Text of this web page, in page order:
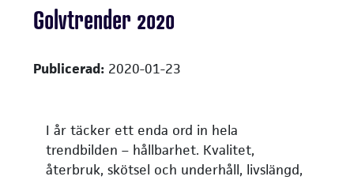
Golvtrender 2020
Publicerad: 2020-01-23
I år täcker ett enda ord in hela
trendbilden – hållbarhet. Kvalitet,
återbruk, skötsel och underhåll, livslängd,